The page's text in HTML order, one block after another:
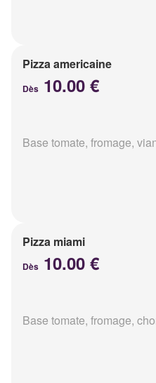
Pizza americaine
Dès 10.00 €
Base tomate, fromage,
Pizza miami
Dès 10.00 €
Base tomate, fromage,